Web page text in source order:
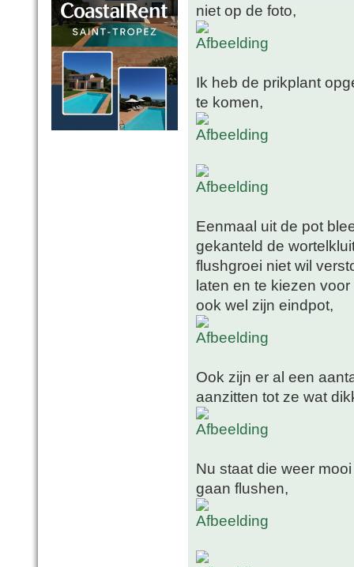
niet op de foto,
Ik heb de prikplant
te komen,
Eenmaal uit de pot
gekanteld de
flushgroei niet wil
laten en te kiezen
ook wel zijn eindpot,
Ook zijn er al een
aanzitten tot ze wat
Nu staat die weer
gaan flushen,